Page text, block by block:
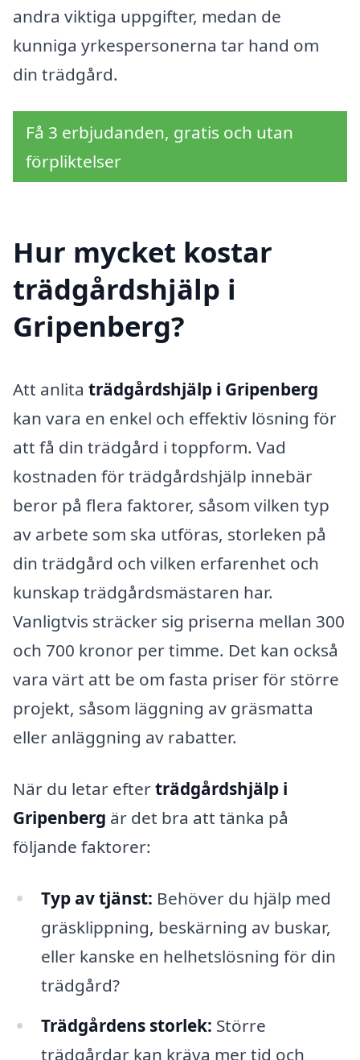
andra viktiga uppgifter, medan de
kunniga yrkespersonerna tar hand om
din trädgård.
Få 3 erbjudanden, gratis och utan
förpliktelser
Hur mycket kostar
trädgårdshjälp i
Gripenberg?
Att anlita trädgårdshjälp i Gripenberg
kan vara en enkel och effektiv lösning för
att få din trädgård i toppform. Vad
kostnaden för trädgårdshjälp innebär
beror på flera faktorer, såsom vilken typ
av arbete som ska utföras, storleken på
din trädgård och vilken erfarenhet och
kunskap trädgårdsmästaren har.
Vanligtvis sträcker sig priserna mellan 300
och 700 kronor per timme. Det kan också
vara värt att be om fasta priser för större
projekt, såsom läggning av gräsmatta
eller anläggning av rabatter.
När du letar efterträdgårdshjälp i
Gripenberg är det bra att tänka på
följande faktorer:
Typ av tjänst: Behöver du hjälp med
gräsklippning, beskärning av buskar,
eller kanske en helhetslösning för din
trädgård?
Trädgårdens storlek: Större
trädgårdar kan kräva mer tid och